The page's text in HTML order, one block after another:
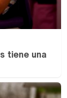
tiene una